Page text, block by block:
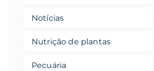
Notícias
Nutrição de plantas
Pecuária